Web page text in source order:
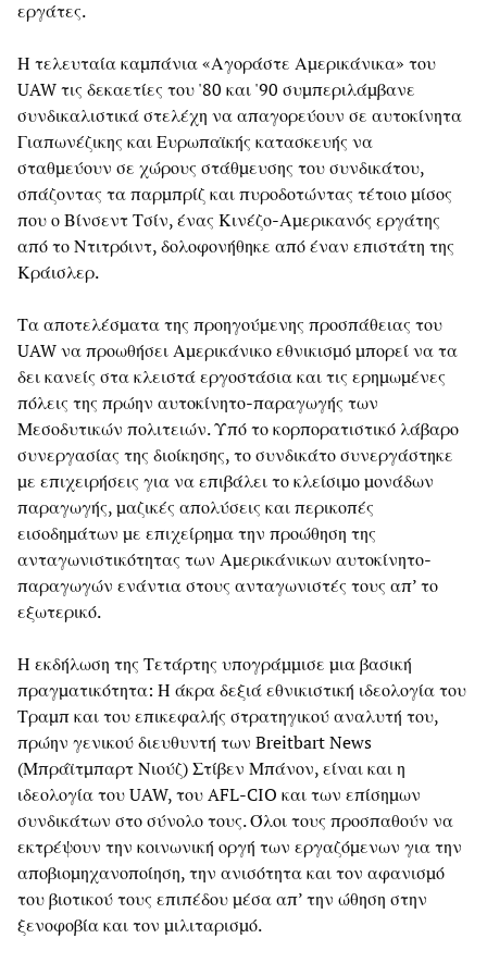
εργάτες.
Η τελευταία καμπάνια «Αγοράστε Αμερικάνικα» του
UAW τις δεκαετίες του '80 και '90 συμπεριλάμβανε
συνδικαλιστικά στελέχη να απαγορεύουν σε αυτοκίνητα
Γιαπωνέζικης και Ευρωπαϊκής κατασκευής να
σταθμεύουν σε χώρους στάθμευσης του συνδικάτου,
σπάζοντας τα παρμπρίζ και πυροδοτώντας τέτοιο μίσος
που ο Βίνσεντ Τσίν, ένας Κινέζο-Αμερικανός εργάτης
από το Ντιτρόιντ, δολοφονήθηκε από έναν επιστάτη της
Κράισλερ.
Τα αποτελέσματα της προηγούμενης προσπάθειας του
UAW να προωθήσει Αμερικάνικο εθνικισμό μπορεί να τα
δει κανείς στα κλειστά εργοστάσια και τις ερημωμένες
πόλεις της πρώην αυτοκίνητο-παραγωγής των
Μεσοδυτικών πολιτειών. Υπό το κορπορατιστικό λάβαρο
συνεργασίας της διοίκησης, το συνδικάτο συνεργάστηκε
με επιχειρήσεις για να επιβάλει το κλείσιμο μονάδων
παραγωγής, μαζικές απολύσεις και περικοπές
εισοδημάτων με επιχείρημα την προώθηση της
ανταγωνιστικότητας των Αμερικάνικων αυτοκίνητο-
παραγωγών ενάντια στους ανταγωνιστές τους απ’ το
εξωτερικό.
Η εκδήλωση της Τετάρτης υπογράμμισε μια βασική
πραγματικότητα: Η άκρα δεξιά εθνικιστική ιδεολογία του
Τραμπ και του επικεφαλής στρατηγικού αναλυτή του,
πρώην γενικού διευθυντή των Breitbart News
(Μπράϊτμπαρτ Νιούζ) Στίβεν Μπάνον, είναι και η
ιδεολογία του UAW, του AFL-CIO και των επίσημων
συνδικάτων στο σύνολο τους. Όλοι τους προσπαθούν να
εκτρέψουν την κοινωνική οργή των εργαζόμενων για την
αποβιομηχανοποίηση, την ανισότητα και τον αφανισμό
του βιοτικού τους επιπέδου μέσα απ’ την ώθηση στην
ξενοφοβία και τον μιλιταρισμό.